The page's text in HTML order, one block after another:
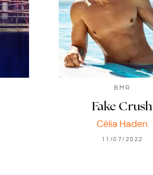
BMR
Fake Crush
Célia Haden
11/07/2022